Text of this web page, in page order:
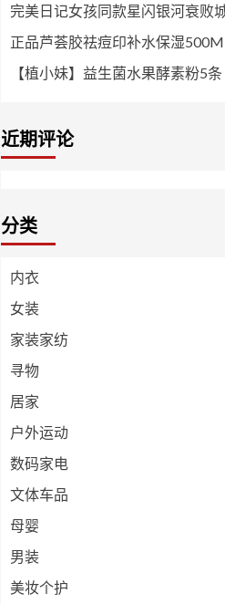
完美日记女孩同款星闪银河衰败
正品芦荟胶祛痘印补水保湿
【植小妹】益生菌水果酵素粉5条
近期评论
分类
内衣
女装
家装家纺
寻物
居家
户外运动
数码家电
文体车品
母婴
男装
美妆个护